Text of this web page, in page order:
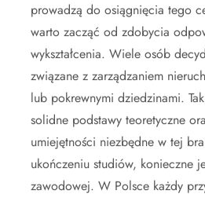
prowadzą do osiągnięcia tego
warto zacząć od zdobycia
wykształcenia. Wiele osób
związane z zarządzaniem
lub pokrewnymi dziedzinami.
solidne podstawy teoretyczne
umiejętności niezbędne w tej
ukończeniu studiów, konieczne
zawodowej. W Polsce każdy